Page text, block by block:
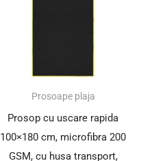
Prosoape plaja
Prosop cu uscare rapida
100×180 cm, microfibra 200
GSM, cu husa transport,